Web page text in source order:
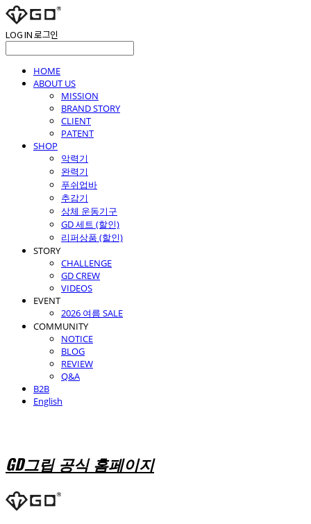
LOG IN로그인
HOME
ABOUT US
MISSION
BRAND STORY
CLIENT
PATENT
SHOP
악력기
완력기
푸쉬업바
추감기
상체 운동기구
GD 세트 (할인)
리퍼상품 (할인)
STORY
CHALLENGE
GD CREW
VIDEOS
EVENT
2026 여름 SALE
COMMUNITY
NOTICE
BLOG
REVIEW
Q&A
B2B
English
GD그립 공식 홈페이지